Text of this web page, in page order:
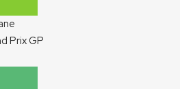
PrixGP